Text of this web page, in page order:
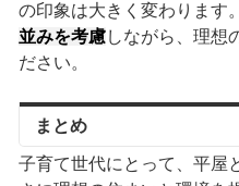
の印象は大きく変わります。
並みを考慮しながら、理想
ださい。
まとめ
子育て世代にとって、平屋